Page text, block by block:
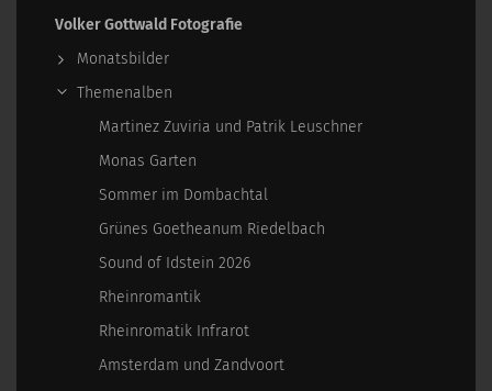
Volker Gottwald Fotografie
Monatsbilder
Themenalben
Martinez Zuviria und Patrik Leuschner
Monas Garten
Sommer im Dombachtal
Grünes Goetheanum Riedelbach
Sound of Idstein 2026
Rheinromantik
Rheinromatik Infrarot
Amsterdam und Zandvoort